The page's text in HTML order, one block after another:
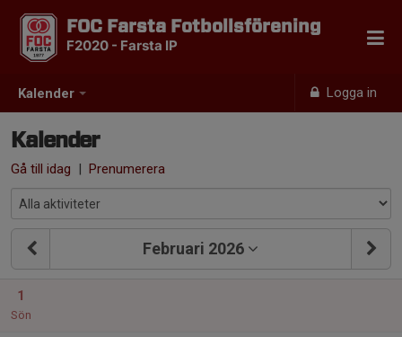
Kalender Logga in
FOC Farsta Fotbollsförening
F2020 - Farsta IP
Kalender
Gå till idag | Prenumerera
Februari 2026
1
Sön